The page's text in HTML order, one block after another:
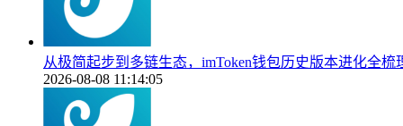
从极简起步到多链生态，imToken钱包历史版本进化全梳
2026-08-08 11:14:05